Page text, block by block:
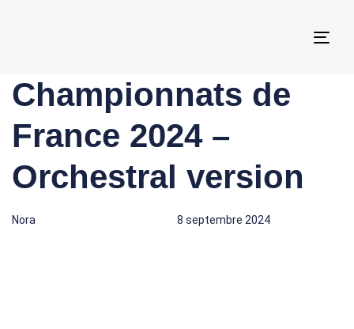
Championnats de
France 2024 –
Orchestral version
Author
Nora
Published
on:
8 septembre 2024
Published
in: